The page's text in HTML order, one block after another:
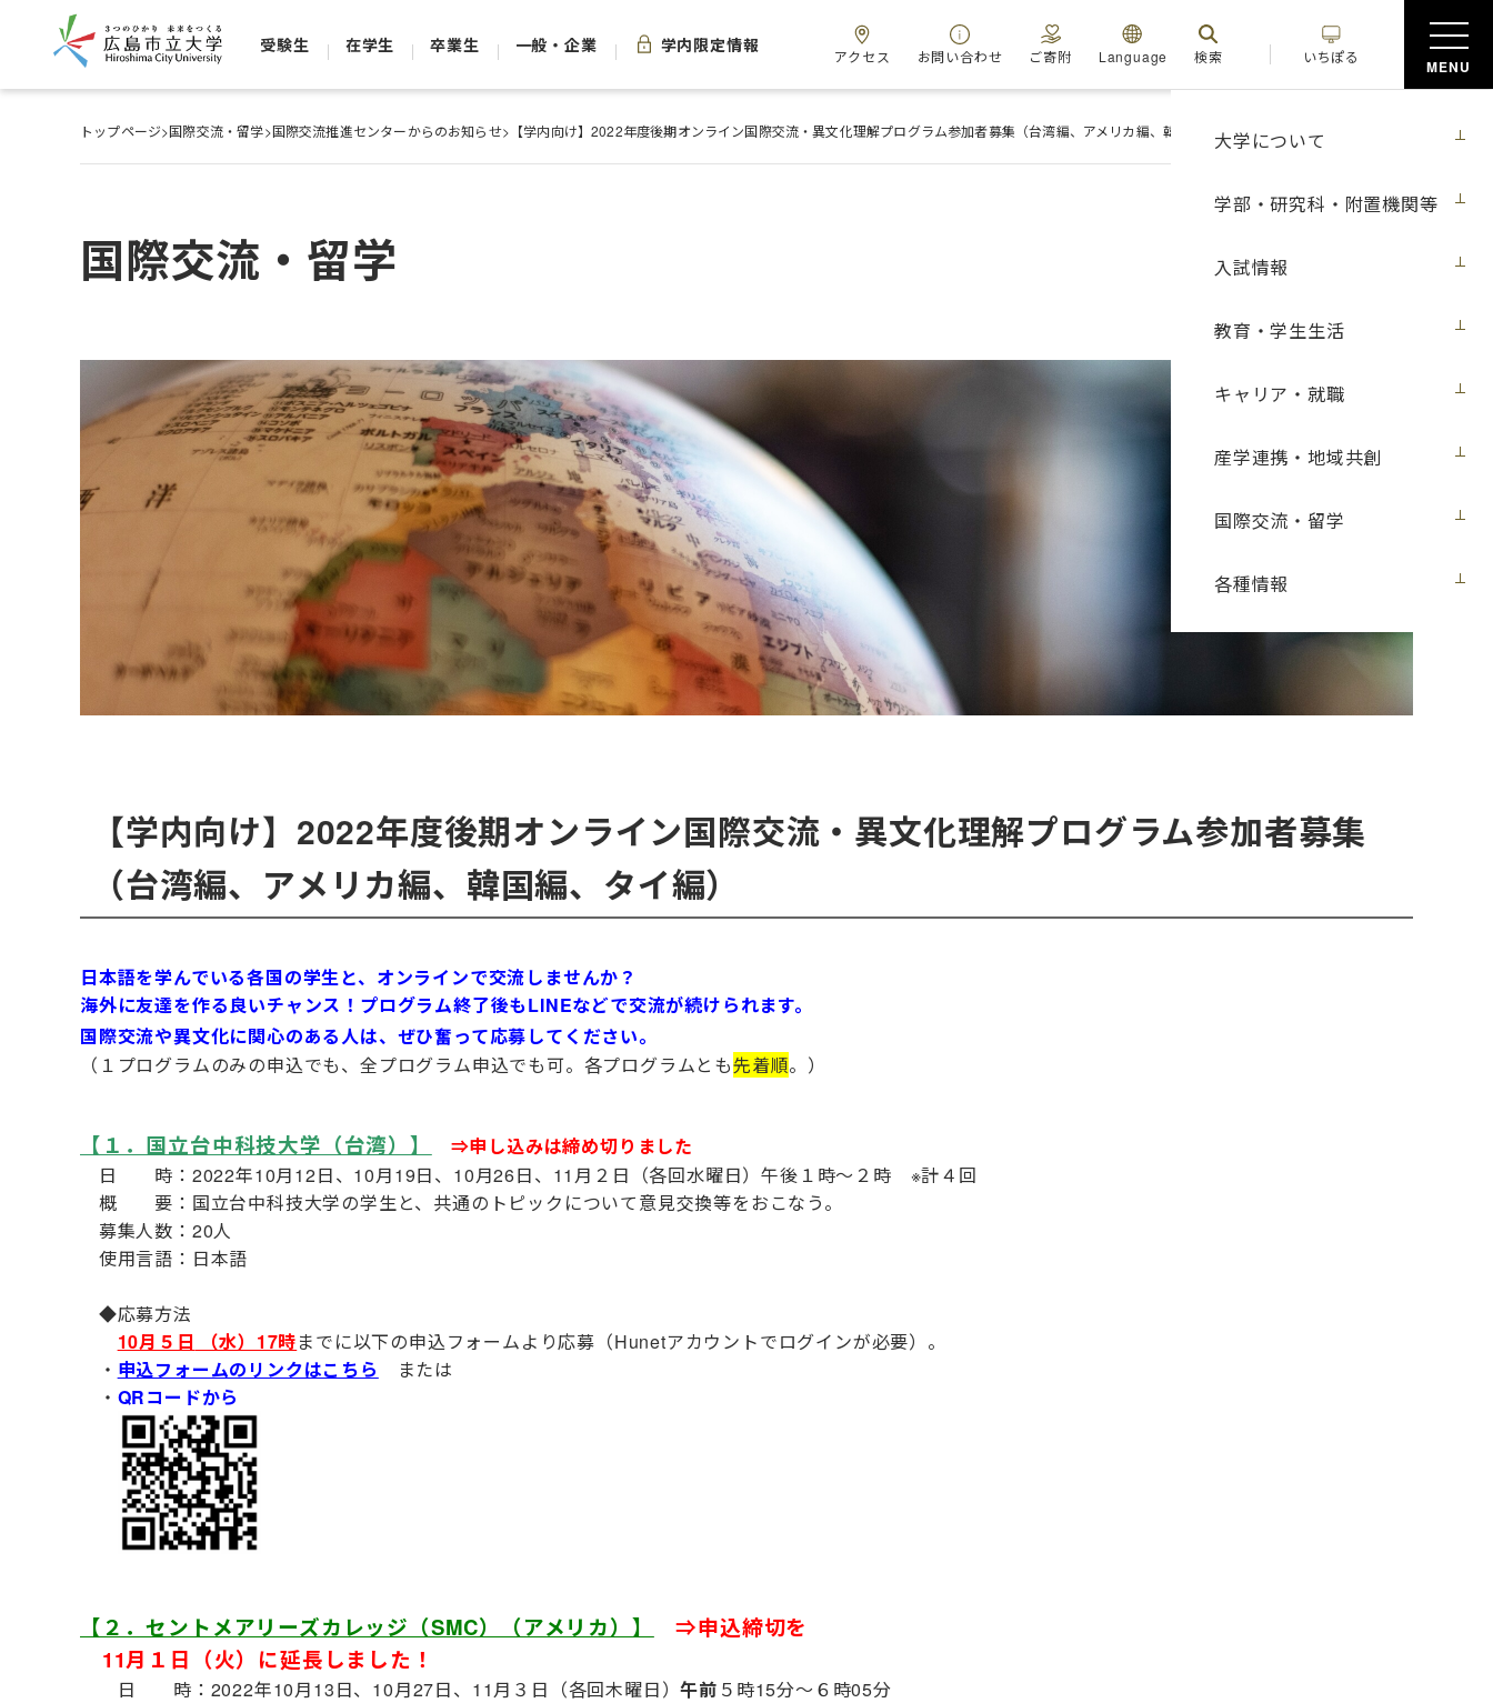
大学について
学部・研究科・附置機関等
入試情報
教育・学生生活
キャリア・就職
産学連携・地域共創
国際交流・留学
各種情報
受験生 在学生 卒業生 一般・企業 学内限定情報
アクセス お問い合わせ ご寄附 Language 検索 いちぽる
MENU
トップページ>国際交流・留学>国際交流推進センターからのお知らせ> 【学内向け】2022年度後期オンライン国際交流・異文化理解プログラム参加者募集（台湾編、アメリカ編、韓国編、タイ編）
国際交流・留学
【学内向け】2022年度後期オンライン国際交流・異文化理解プログラム参加者募集
（台湾編、アメリカ編、韓国編、タイ編）
日本語を学んでいる各国の学生と、オンラインで交流しませんか？
海外に友達を作る良いチャンス！プログラム終了後もLINEなどで交流が続けられます。
国際交流や異文化に関心のある人は、ぜひ奮って応募してください。
（１プログラムのみの申込でも、全プログラム申込でも可。各プログラムとも先着順。）
【１．国立台中科技大学（台湾） 】
⇒申し込みは締め切りました
日 時：2022年10月12日、10月19日、10月26日、11月２日（各回水曜日）午後１時～２時 ※計４回
概 要：国立台中科技大学の学生と、共通のトピックについて意見交換等をおこなう。
募集人数：20人
使用言語：日本語
◆応募方法
10月５日
（水）17時までに以下の申込フォームより応募（Hunetアカウントでログインが必要）。
・ 申込フォームのリンクはこちら
または
・ QRコードから
【２．セントメアリーズカレッジ（SMC）（アメリカ）】
⇒申込締切を
11月１日（火）に延長しました！
日 時：2022年10月13日、10月27日、11月３日（各回木曜日）午前 ５時15分～６時05分